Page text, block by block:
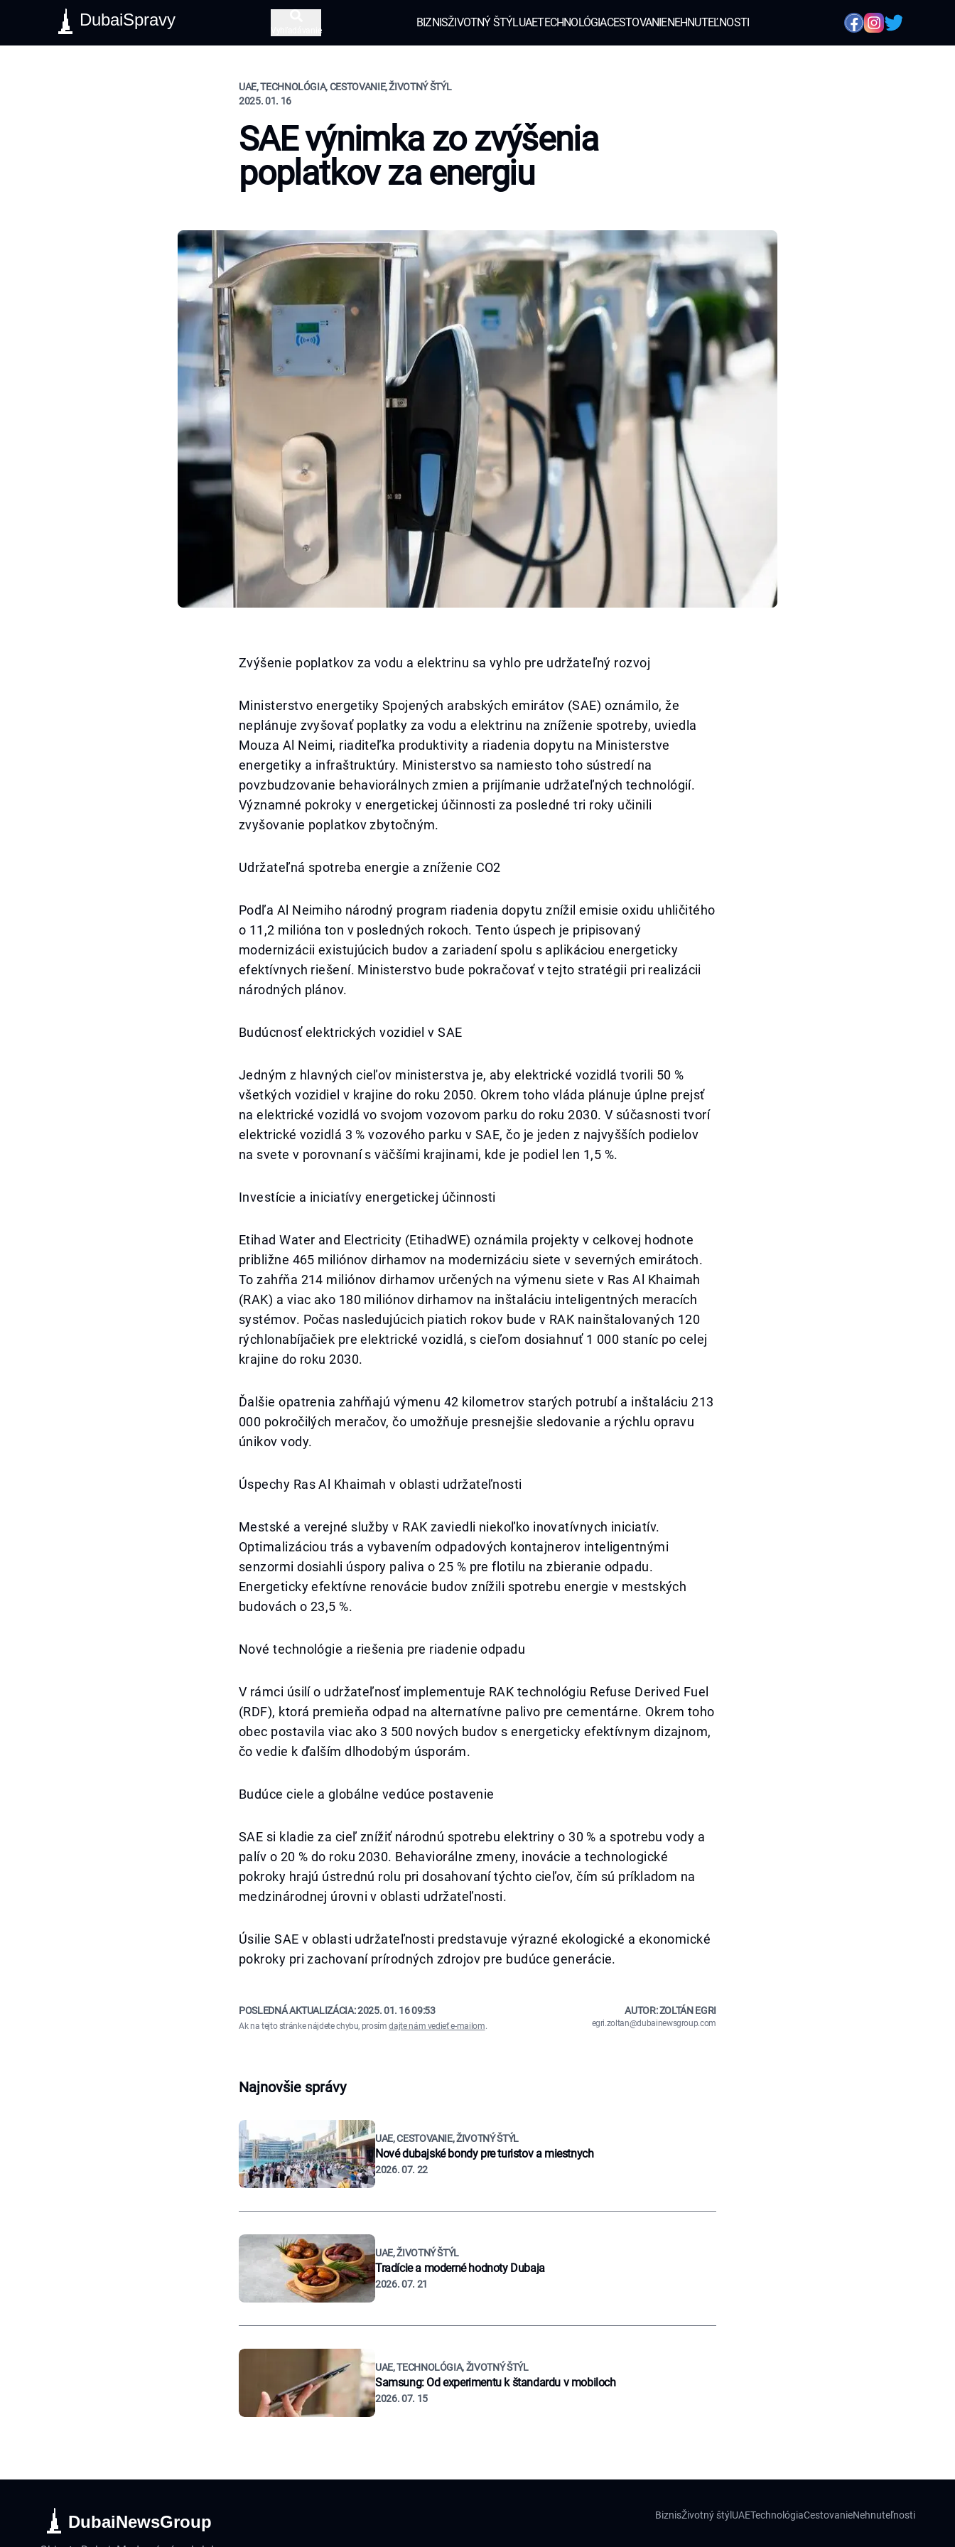
DubaiSpravy
Vyhľadávanie
BIZNISŽIVOTNÝ ŠTÝLUAETECHNOLÓGIACESTOVANIENEHNUTEĽNOSTI
UAE, TECHNOLÓGIA, CESTOVANIE, ŽIVOTNÝ ŠTÝL
2025. 01. 16
SAE výnimka zo zvýšenia
poplatkov za energiu
Zvýšenie poplatkov za vodu a elektrinu sa vyhlo pre udržateľný rozvoj
Ministerstvo energetiky Spojených arabských emirátov (SAE) oznámilo, že
neplánuje zvyšovať poplatky za vodu a elektrinu na zníženie spotreby, uviedla
Mouza Al Neimi, riaditeľka produktivity a riadenia dopytu na Ministerstve
energetiky a infraštruktúry. Ministerstvo sa namiesto toho sústredí na
povzbudzovanie behaviorálnych zmien a prijímanie udržateľných technológií.
Významné pokroky v energetickej účinnosti za posledné tri roky učinili
zvyšovanie poplatkov zbytočným.
Udržateľná spotreba energie a zníženie CO2
Podľa Al Neimiho národný program riadenia dopytu znížil emisie oxidu uhličitého
o 11,2 milióna ton v posledných rokoch. Tento úspech je pripisovaný
modernizácii existujúcich budov a zariadení spolu s aplikáciou energeticky
efektívnych riešení. Ministerstvo bude pokračovať v tejto stratégii pri realizácii
národných plánov.
Budúcnosť elektrických vozidiel v SAE
Jedným z hlavných cieľov ministerstva je, aby elektrické vozidlá tvorili 50 %
všetkých vozidiel v krajine do roku 2050. Okrem toho vláda plánuje úplne prejsť
na elektrické vozidlá vo svojom vozovom parku do roku 2030. V súčasnosti tvorí
elektrické vozidlá 3 % vozového parku v SAE, čo je jeden z najvyšších podielov
na svete v porovnaní s väčšími krajinami, kde je podiel len 1,5 %.
Investície a iniciatívy energetickej účinnosti
Etihad Water and Electricity (EtihadWE) oznámila projekty v celkovej hodnote
približne 465 miliónov dirhamov na modernizáciu siete v severných emirátoch.
To zahŕňa 214 miliónov dirhamov určených na výmenu siete v Ras Al Khaimah
(RAK) a viac ako 180 miliónov dirhamov na inštaláciu inteligentných meracích
systémov. Počas nasledujúcich piatich rokov bude v RAK nainštalovaných 120
rýchlonabíjačiek pre elektrické vozidlá, s cieľom dosiahnuť 1 000 staníc po celej
krajine do roku 2030.
Ďalšie opatrenia zahŕňajú výmenu 42 kilometrov starých potrubí a inštaláciu 213
000 pokročilých meračov, čo umožňuje presnejšie sledovanie a rýchlu opravu
únikov vody.
Úspechy Ras Al Khaimah v oblasti udržateľnosti
Mestské a verejné služby v RAK zaviedli niekoľko inovatívnych iniciatív.
Optimalizáciou trás a vybavením odpadových kontajnerov inteligentnými
senzormi dosiahli úspory paliva o 25 % pre flotilu na zbieranie odpadu.
Energeticky efektívne renovácie budov znížili spotrebu energie v mestských
budovách o 23,5 %.
Nové technológie a riešenia pre riadenie odpadu
V rámci úsilí o udržateľnosť implementuje RAK technológiu Refuse Derived Fuel
(RDF), ktorá premieňa odpad na alternatívne palivo pre cementárne. Okrem toho
obec postavila viac ako 3 500 nových budov s energeticky efektívnym dizajnom,
čo vedie k ďalším dlhodobým úsporám.
Budúce ciele a globálne vedúce postavenie
SAE si kladie za cieľ znížiť národnú spotrebu elektriny o 30 % a spotrebu vody a
palív o 20 % do roku 2030. Behaviorálne zmeny, inovácie a technologické
pokroky hrajú ústrednú rolu pri dosahovaní týchto cieľov, čím sú príkladom na
medzinárodnej úrovni v oblasti udržateľnosti.
Úsilie SAE v oblasti udržateľnosti predstavuje výrazné ekologické a ekonomické
pokroky pri zachovaní prírodných zdrojov pre budúce generácie.
POSLEDNÁ AKTUALIZÁCIA:2025. 01. 16 09:53
Ak na tejto stránke nájdete chybu, prosímdajte nám vedieť e-mailom.
AUTOR: ZOLTÁN EGRI
egri.zoltan@dubainewsgroup.com
Najnovšie správy
UAE, CESTOVANIE, ŽIVOTNÝ ŠTÝL
Nové dubajské bondy pre turistov a miestnych
2026. 07. 22
UAE, ŽIVOTNÝ ŠTÝL
Tradície a moderné hodnoty Dubaja
2026. 07. 21
UAE, TECHNOLÓGIA, ŽIVOTNÝ ŠTÝL
Samsung: Od experimentu k štandardu v mobiloch
2026. 07. 15
DubaiNewsGroup BiznisŽivotný štýl UAETechnológiaCestovanieNehnuteľnosti